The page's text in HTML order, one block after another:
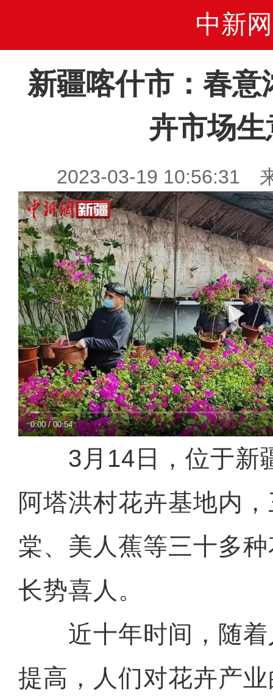
中新网
新疆喀什市：春意
卉市场
2023-03-19 10:56:31
0:00/00:54
3月14日，位于新
阿塔洪村花卉基地内
棠、美人蕉等三十多
长势喜人。
近十年时间，随着
提高，人们对花卉产